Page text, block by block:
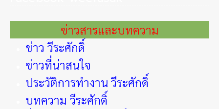
ข่าวสารและบทความ
ข่าว วีระศักดิ์
ข่าวที่น่าสนใจ
ประวัติการทำงาน วีระศักดิ์
บทความ วีระศักดิ์